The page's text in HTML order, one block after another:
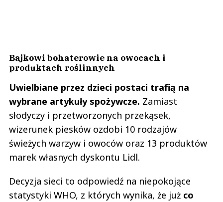
Bajkowi bohaterowie na owocach i
produktach roślinnych
Uwielbiane przez dzieci postaci trafią na
wybrane artykuły spożywcze. Zamiast
słodyczy i przetworzonych przekąsek,
wizerunek piesków ozdobi 10 rodzajów
świeżych warzyw i owoców oraz 13 produktów
marek własnych dyskontu Lidl.
Decyzja sieci to odpowiedź na niepokojące
statystyki WHO, z których wynika, że już co